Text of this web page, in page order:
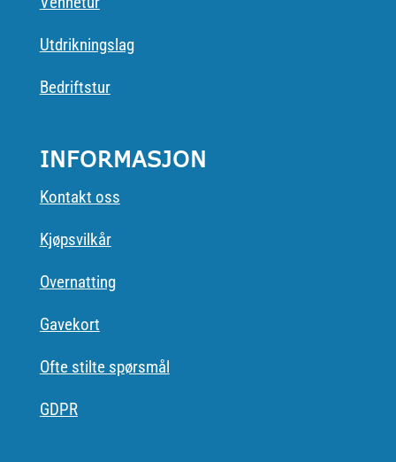
Utdrikningslag
Bedriftstur
INFORMASJON
Kontakt oss
Kjøpsvilkår
Overnatting
Gavekort
Ofte stilte spørsmål
GDPR